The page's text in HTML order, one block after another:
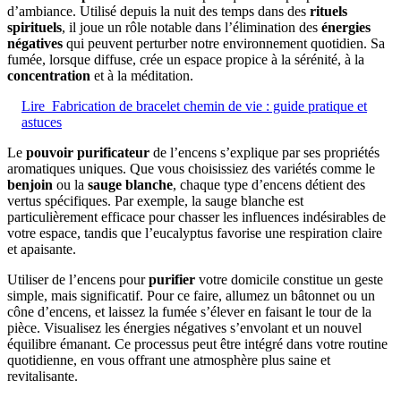
d’ambiance. Utilisé depuis la nuit des temps dans des rituels
spirituels, il joue un rôle notable dans l’élimination des énergies
négatives qui peuvent perturber notre environnement quotidien. Sa
fumée, lorsque diffuse, crée un espace propice à la sérénité, à la
concentration et à la méditation.
Lire Fabrication de bracelet chemin de vie : guide pratique et
astuces
Le pouvoir purificateur de l’encens s’explique par ses propriétés
aromatiques uniques. Que vous choisissiez des variétés comme le
benjoin ou la sauge blanche, chaque type d’encens détient des
vertus spécifiques. Par exemple, la sauge blanche est
particulièrement efficace pour chasser les influences indésirables de
votre espace, tandis que l’eucalyptus favorise une respiration claire
et apaisante.
Utiliser de l’encens pourpurifier votre domicile constitue un geste
simple, mais significatif. Pour ce faire, allumez un bâtonnet ou un
cône d’encens, et laissez la fumée s’élever en faisant le tour de la
pièce. Visualisez les énergies négatives s’envolant et un nouvel
équilibre émanant. Ce processus peut être intégré dans votre routine
quotidienne, en vous offrant une atmosphère plus saine et
revitalisante.